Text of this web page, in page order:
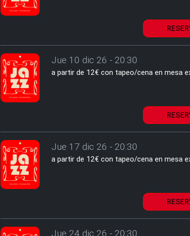
Jue 10 dic 26 - 20:30
a partir de 12€ con tapeo/cena en mesa
Jue 17 dic 26 - 20:30
a partir de 12€ con tapeo/cena en mesa
Jue 24 dic 26 - 20:30